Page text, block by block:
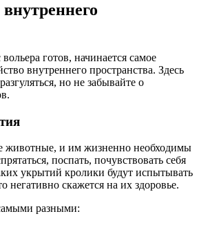
готов, начинается самое
внутреннего пространства. Здесь
но не забывайте о
животные, и им жизненно необходимы
поспать, почувствовать себя
укрытий кролики будут испытывать
негативно скажется на их здоровье.
разными: